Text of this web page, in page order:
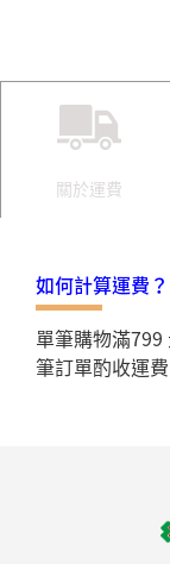
關於運費
如何計算運費？
單筆購物滿
筆訂單酌收運